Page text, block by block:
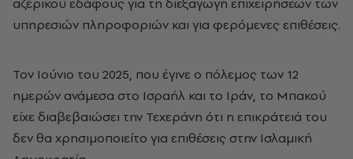
υπηρεσιών πληροφοριών και για φερόμενες επιθέσεις.
Τον Ιούνιο του 2025, που έγινε ο πόλεμος των 12
ημερών ανάμεσα στο Ισραήλ και το Ιράν, το Μπακού
είχε διαβεβαιώσει την Τεχεράνη ότι η επικράτειά του
δεν θα χρησιμοποιείτο για επιθέσεις στην Ισλαμική